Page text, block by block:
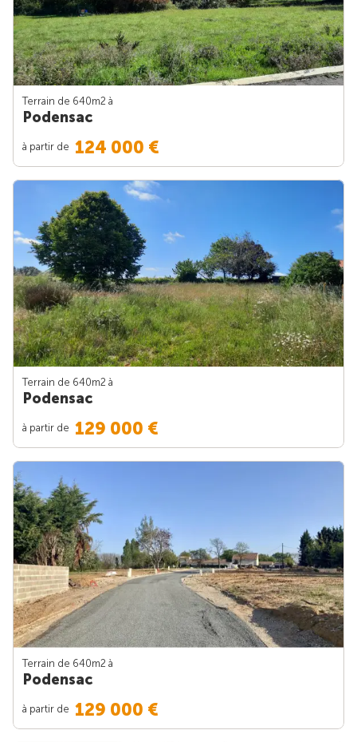
Terrain de 640m2 à
Podensac
à partir de 124 000 €
Terrain de 640m2 à
Podensac
à partir de 129 000 €
Terrain de 640m2 à
Podensac
à partir de 129 000 €